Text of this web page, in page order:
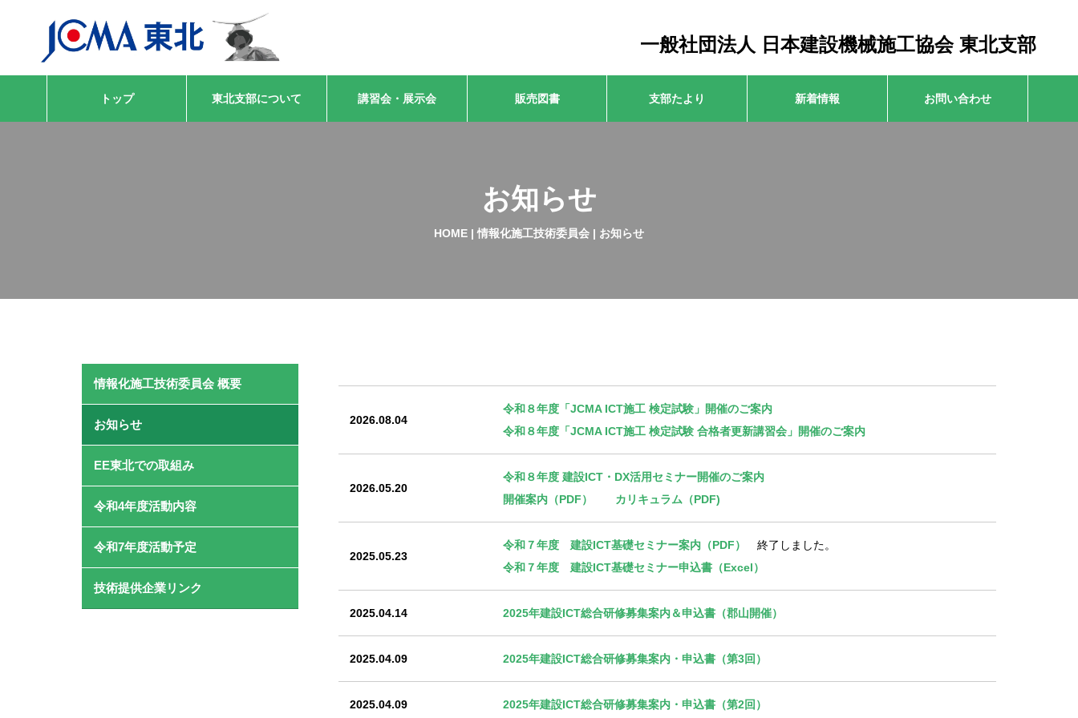
一般社団法人 日本建設機械施工協会 東北支部
トップ 東北支部について 講習会・展示会 販売図書 支部たより 新着情報 お問い合わせ
お知らせ
HOME |情報化施工技術委員会 | お知らせ
2026.08.04
令和８年度「JCMA ICT施工 検定試験」開催のご案内
令和８年度「JCMA ICT施工 検定試験 合格者更新講習会」開催のご案内
2026.05.20
令和８年度 建設ICT・DX活用セミナー開催のご案内
開催案内（PDF）
カリキュラム（PDF)
2025.05.23
令和７年度 建設ICT基礎セミナー案内（PDF）
終了しました。
令和７年度 建設ICT基礎セミナー申込書（Excel）
2025.04.14 2025年建設ICT総合研修募集案内＆申込書（郡山開催）
2025.04.09 2025年建設ICT総合研修募集案内・申込書（第3回）
2025.04.09 2025年建設ICT総合研修募集案内・申込書（第2回）
情報化施工技術委員会 概要
お知らせ
EE東北での取組み
令和4年度活動内容
令和7年度活動予定
技術提供企業リンク